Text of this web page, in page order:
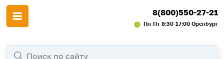
8(800)550-27-21
Пн-Пт 8:30-17:00 Оренбург